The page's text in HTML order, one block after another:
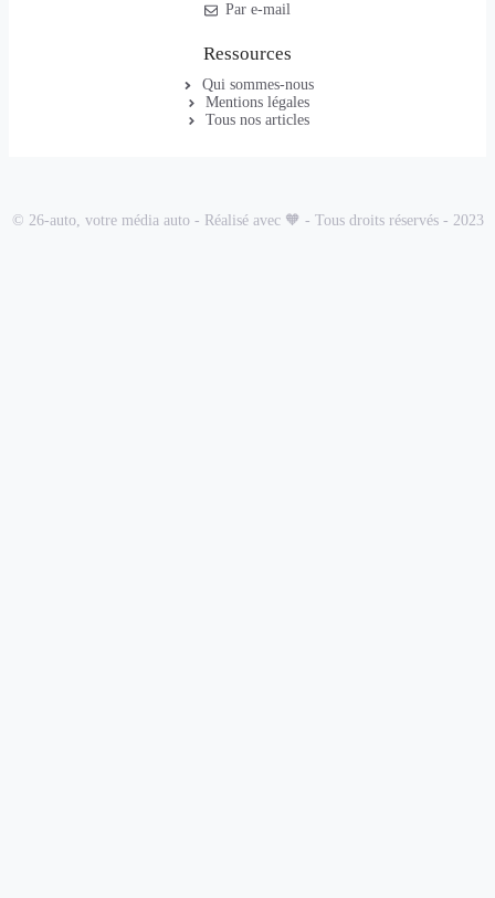
Par e-mail
Ressources
Qui sommes-nous
Mentions légales
Tous nos articles
© 26-auto, votre média auto - Réalisé avec 🧡 - Tous droits réservés - 2023